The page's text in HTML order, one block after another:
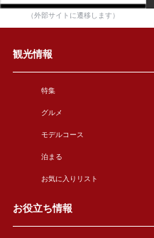
（外部サイトに遷移します）
観光情報
特集
グルメ
モデルコース
泊まる
お気に入りリスト
お役立ち情報